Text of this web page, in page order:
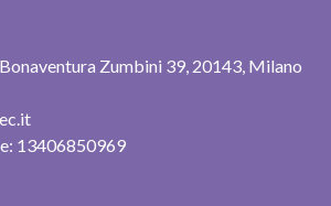
Zumbini 39, 20143, Milano
13406850969